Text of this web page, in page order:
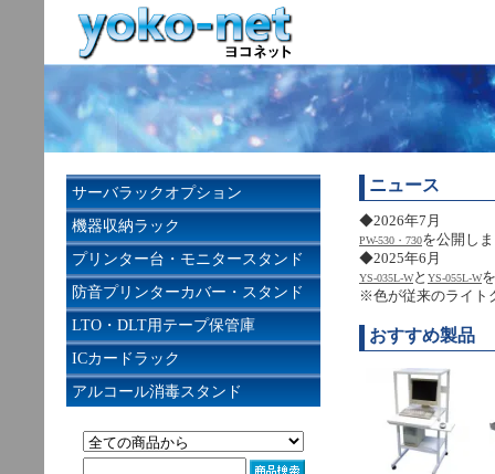
サーバラックオプション
機器収納ラック
プリンター台・モニタースタンド
防音プリンターカバー・スタンド
LTO・DLT用テープ保管庫
ICカードラック
アルコール消毒スタンド
ニュース
◆2026年7月
PW-530・730を公開し
◆2025年6月
YS-035L-Wと YS-055L-W
※色が従来のライト
おすすめ製品